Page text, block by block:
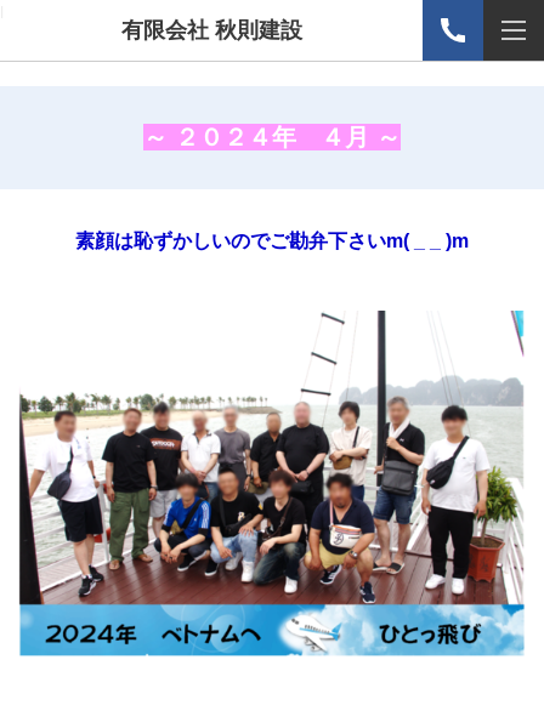
有限会社 秋則建設
～ ２０２４年 ４月 ～
素顔は恥ずかしいのでご勘弁下さいm( _ _ )m